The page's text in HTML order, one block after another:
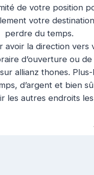
de votre position
votre
perdre du temps.
avoir la direction
d’ouverture ou
allianz thones.
d’argent et bien
les autres endroits